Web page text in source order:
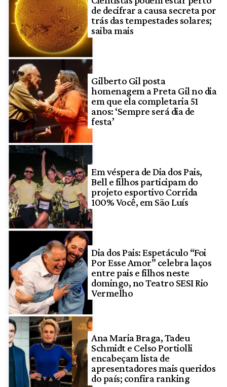
de decifrar a causa secreta por
trás das tempestades solares;
saiba mais
Gilberto Gil posta
homenagem a Preta Gil no dia
em que ela completaria 51
anos: ‘Sempre será dia de
festa’
Em véspera de Dia dos Pais,
Bell e filhos participam do
projeto esportivo Corrida
100% Você, em São Luís
Dia dos Pais: Espetáculo “Foi
Por Esse Amor” celebra laços
entre pais e filhos neste
domingo, no Teatro SESI Rio
Vermelho
Ana Maria Braga, Tadeu
Schmidt e Celso Portiolli
encabeçam lista de
apresentadores mais queridos
do país; confira ranking